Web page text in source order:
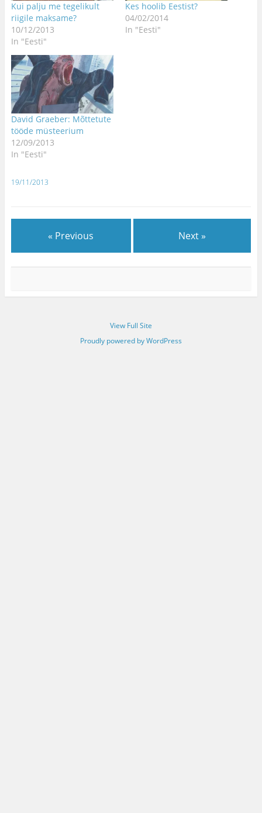
Kui palju me tegelikult
riigile maksame?
10/12/2013
In "Eesti"
Kes hoolib Eestist?
04/02/2014
In "Eesti"
David Graeber: Mõttetute
tööde müsteerium
12/09/2013
In "Eesti"
19/11/2013
« Previous Next »
View Full Site
Proudly powered by WordPress